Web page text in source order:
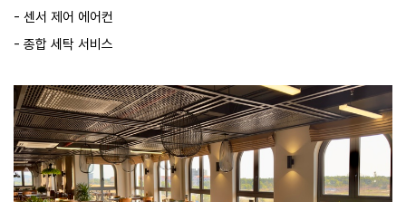
- 센서 제어 에어컨
- 종합 세탁 서비스